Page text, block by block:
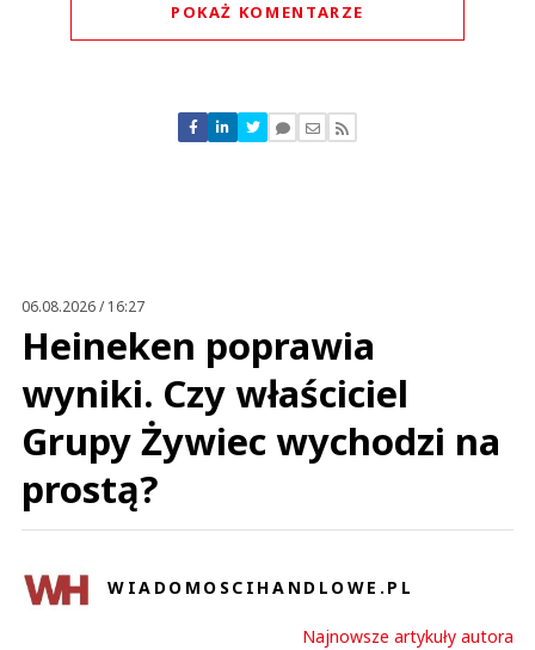
POKAŻ KOMENTARZE
Nie znaleziono komentarzy
Zostaw swoje komentarze
06.08.2026 / 16:27
Heineken poprawia
wyniki. Czy właściciel
Grupy Żywiec wychodzi na
prostą?
WIADOMOSCIHANDLOWE.PL
Najnowsze artykuły autora